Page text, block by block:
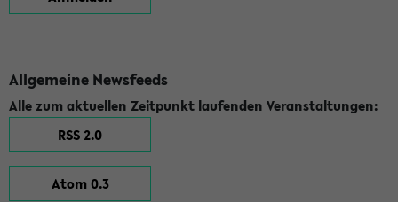
Allgemeine Newsfeeds
Alle zum aktuellen Zeitpunkt laufenden Veranstaltungen:
RSS 2.0
Atom 0.3